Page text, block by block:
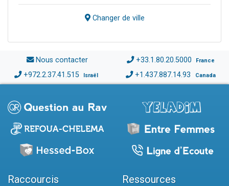
Changer de ville
Nous contacter +33.1.80.20.5000 France
+972.2.37.41.515 Israël +1.437.887.14.93 Canada
Raccourcis Ressources